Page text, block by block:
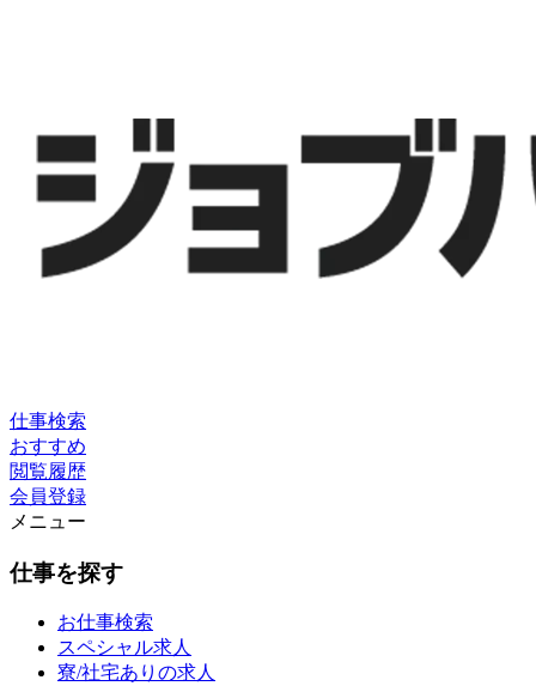
仕事検索
おすすめ
閲覧履歴
会員登録
メニュー
仕事を探す
お仕事検索
スペシャル求人
寮/社宅ありの求人